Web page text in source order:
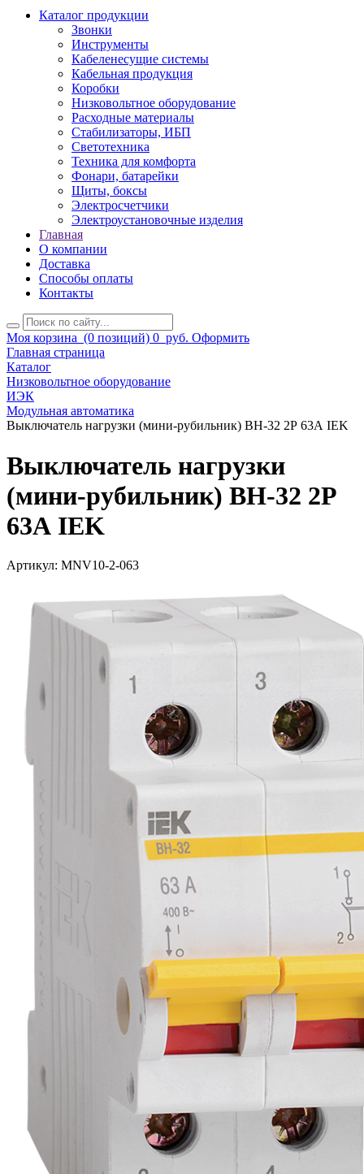
Каталог продукции
Звонки
Инструменты
Кабеленесущие системы
Кабельная продукция
Коробки
Низковольтное оборудование
Расходные материалы
Стабилизаторы, ИБП
Светотехника
Техника для комфорта
Фонари, батарейки
Щиты, боксы
Электросчетчики
Электроустановочные изделия
Главная
О компании
Доставка
Способы оплаты
Контакты
Моя корзина (0 позиций) 0 руб. Оформить
Главная страница
Каталог
Низковольтное оборудование
ИЭК
Модульная автоматика
Выключатель нагрузки (мини-рубильник) ВН-32 2Р 63А IEK
Выключатель нагрузки
(мини-рубильник) ВН-32 2Р
63А IEK
Артикул: MNV10-2-063